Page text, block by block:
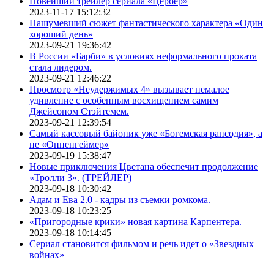
2023-11-17 15:12:32
Нашумевший сюжет фантастического характера «Один
хороший день»
2023-09-21 19:36:42
В России «Барби» в условиях неформального проката
стала лидером.
2023-09-21 12:46:22
Просмотр «Неудержимых 4» вызывает немалое
удивление с особенным восхищением самим
Джейсоном Стэйтемем.
2023-09-21 12:39:54
Самый кассовый байопик уже «Богемская рапсодия», а
не «Оппенгеймер»
2023-09-19 15:38:47
Новые приключения Цветана обеспечит продолжение
«Тролли 3». (ТРЕЙЛЕР)
2023-09-18 10:30:42
Адам и Ева 2.0 - кадры из съемки ромкома.
2023-09-18 10:23:25
«Пригородные крики» новая картина Карпентера.
2023-09-18 10:14:45
Сериал становится фильмом и речь идет о «Звездных
войнах»